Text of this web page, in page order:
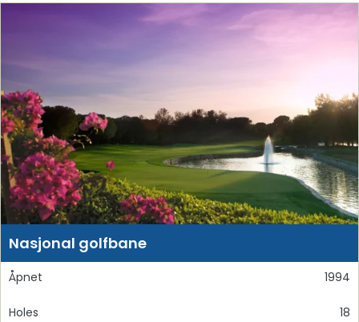
Nasjonal golfbane
Åpnet 1994
Holes 18